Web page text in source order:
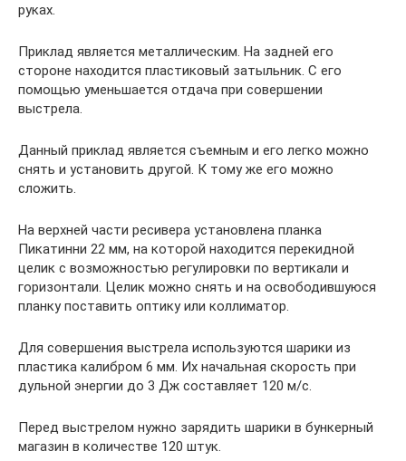
руках.
Приклад является металлическим. На задней его
стороне находится пластиковый затыльник. С его
помощью уменьшается отдача при совершении
выстрела.
Данный приклад является съемным и его легко можно
снять и установить другой. К тому же его можно
сложить.
На верхней части ресивера установлена планка
Пикатинни 22 мм, на которой находится перекидной
целик с возможностью регулировки по вертикали и
горизонтали. Целик можно снять и на освободившуюся
планку поставить оптику или коллиматор.
Для совершения выстрела используются шарики из
пластика калибром 6 мм. Их начальная скорость при
дульной энергии до 3 Дж составляет 120 м/с.
Перед выстрелом нужно зарядить шарики в бункерный
магазин в количестве 120 штук.